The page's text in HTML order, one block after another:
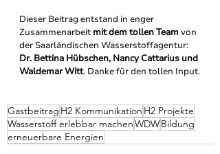
Dieser Beitrag entstand in enger
Zusammenarbeit mit dem tollen Team von
der Saarländischen Wasserstoffagentur:
Dr. Bettina Hübschen, Nancy Cattarius und
Waldemar Witt. Danke für den tollen Input.
Gastbeitrag H2 Kommunikation H2 Projekte
Wasserstoff erlebbar machenWDWBildung
erneuerbare Energien